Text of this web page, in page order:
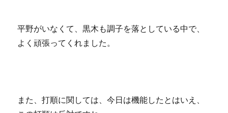
平野がいなくて、黒木も調子を落としている中で、
よく頑張ってくれました。
また、打順に関しては、今日は機能したとはいえ、